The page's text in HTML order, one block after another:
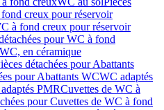
creux pour réservoir
à fond creux pour réservoir
pour WC à fond
en céramique
détachées pour Abattants
pour Abattants WCWC adaptés
PMRCuvettes de WC à
pour Cuvettes de WC à fond